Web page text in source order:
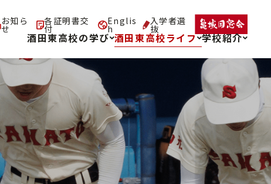
お知ら
せ
各証明書交
付
Englis
h
入学者選
抜
酒田東高校の学び 酒田東高校ライフ 学校紹介